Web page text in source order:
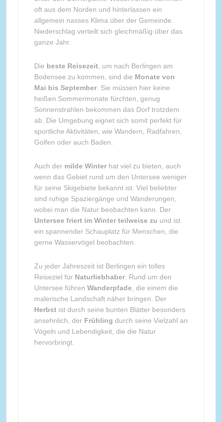
oft aus dem Norden und hinterlassen ein
allgemein nasses Klima über der Gemeinde.
Niederschlag verteilt sich gleichmäßig über das
ganze Jahr.
Die beste Reisezeit, um nach Berlingen am
Bodensee zu kommen, sind die Monate von
Mai bis September. Sie müssen hier keine
heißen Sommermonate fürchten, genug
Sonnenstrahlen bekommen das Dorf trotzdem
ab. Die Umgebung eignet sich somit perfekt für
sportliche Aktivitäten, wie Wandern, Radfahren,
Golfen oder auch Baden.
Auch der milde Winterhat viel zu bieten, auch
wenn das Gebiet rund um den Untersee weniger
für seine Skigebiete bekannt ist. Viel beliebter
sind ruhige Spaziergänge und Wanderungen,
wobei man die Natur beobachten kann. Der
Untersee friert im Winter teilweise zu und ist
ein spannender Schauplatz für Menschen, die
gerne Wasservögel beobachten.
Zu jeder Jahreszeit ist Berlingen ein tolles
Reiseziel für Naturliebhaber. Rund um den
Untersee führen Wanderpfade , die einem die
malerische Landschaft näher bringen. Der
Herbstist durch seine bunten Blätter besonders
ansehnlich, der Frühling durch seine Vielzahl an
Vögeln und Lebendigkeit, die die Natur
hervorbringt.